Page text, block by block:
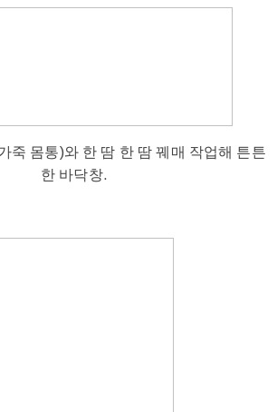
죽 몸통)와 한 땀 한 땀 꿰매 작업해 튼튼
한 바닥창.